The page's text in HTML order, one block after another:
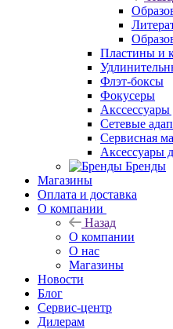
Пластины и
Флэт-боксы
Фокусеры
Сетевые
Сервисная
Аксессуары
Бренды
Магазины
Оплата и доставка
О компании
Назад
О компании
О нас
Магазины
Новости
Блог
Сервис-центр
Дилерам